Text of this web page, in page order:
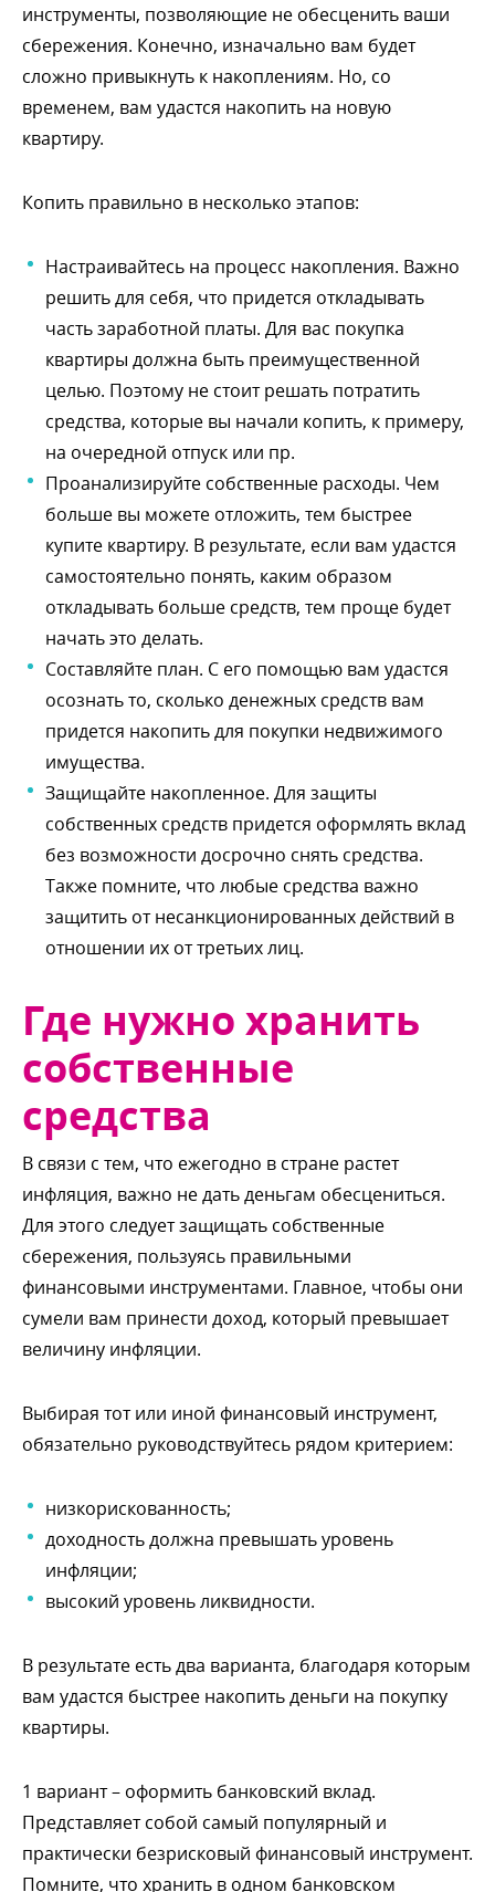
инструменты, позволяющие не обесценить ваши
сбережения. Конечно, изначально вам будет
сложно привыкнуть к накоплениям. Но, со
ременем, вам удастся накопить на новую
квартиру.
Копить правильно в несколько этапов:
Настраивайтесь на процесс накопления. Важно
решить для себя, что придется откладывать
часть заработной платы. Для вас покупка
квартиры должна быть преимущественной
целью. Поэтому не стоит решать потратить
средства, которые вы начали копить, к примеру,
на очередной отпуск или пр.
Проанализируйте собственные расходы. Чем
ольше вы можете отложить, тем быстрее
купите квартиру. В результате, если вам удастся
самостоятельно понять, каким образом
откладывать больше средств, тем проще будет
начать это делать.
Составляйте план. С его помощью вам удастся
осознать то, сколько денежных средств вам
придется накопить для покупки недвижимого
имущества.
Защищайте накопленное. Для защиты
собственных средств придется оформлять вклад
ез возможности досрочно снять средства.
Также помните, что любые средства важно
защитить от несанкционированных действий
отношении их от третьих лиц.
Где нужно хранить
собственные
средства
связи с тем, что ежегодно в стране растет
инфляция, важно не дать деньгам обесцениться.
Для этого следует защищать собственные
сбережения, пользуясь правильными
финансовыми инструментами. Главное, чтобы они
сумели вам принести доход, который превышает
еличину инфляции.
ыбирая тот или иной финансовый инструмент,
обязательно руководствуйтесь рядом критерием:
низкорискованность;
доходность должна превышать уровень
инфляции;
ысокий уровень ликвидности.
результате есть два варианта, благодаря которым
ам удастся быстрее накопить деньги на покупку
квартиры.
1 вариант – оформить банковский вклад.
Представляет собой самый популярный и
практически безрисковый финансовый инструмент.
Помните, что хранить в одном банковском